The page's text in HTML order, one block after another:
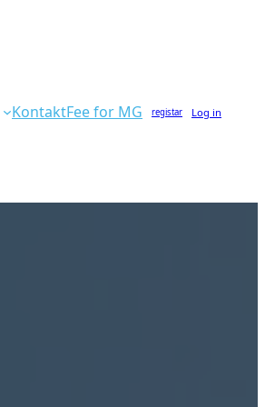
KontaktFee for MG registar Log in